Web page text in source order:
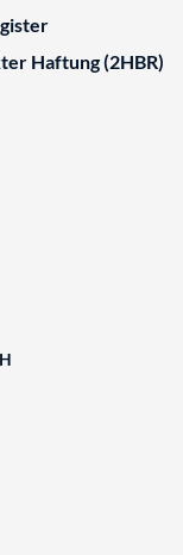
Haftung (2HBR)